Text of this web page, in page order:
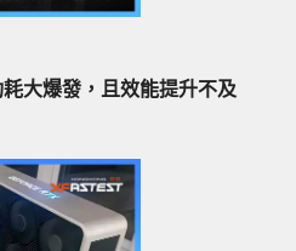
大爆發，且效能提升不及